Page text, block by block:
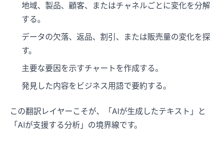
地域、製品、顧客、またはチャネルごとに変化を分解
する。
データの欠落、返品、割引、または販売量の変化を探
す。
主要な要因を示すチャートを作成する。
発見した内容をビジネス用語で要約する。
この翻訳レイヤーこそが、「AIが生成したテキスト」と
「AIが支援する分析」の境界線です。